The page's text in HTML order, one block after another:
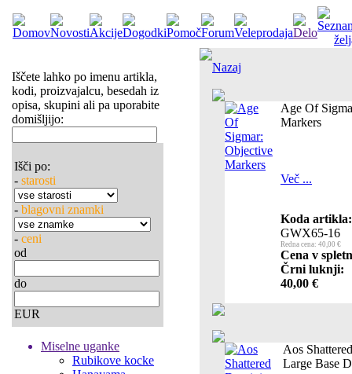
Iščete lahko po imenu artikla,
kodi, proizvajalcu, besedah iz
opisa, skupini ali pa uporabite
domišljijo:
Išči po:
- starosti
- blagovni znamki
- ceni
od
do
EUR
Miselne uganke
Rubikove kocke
Nazaj
Age Of
Markers
Več ...
Koda artikla:
GWX65-16
Redna cena: 40,00 €
Cena v
Črni luknji:
40,00 €
Aos
Large Base